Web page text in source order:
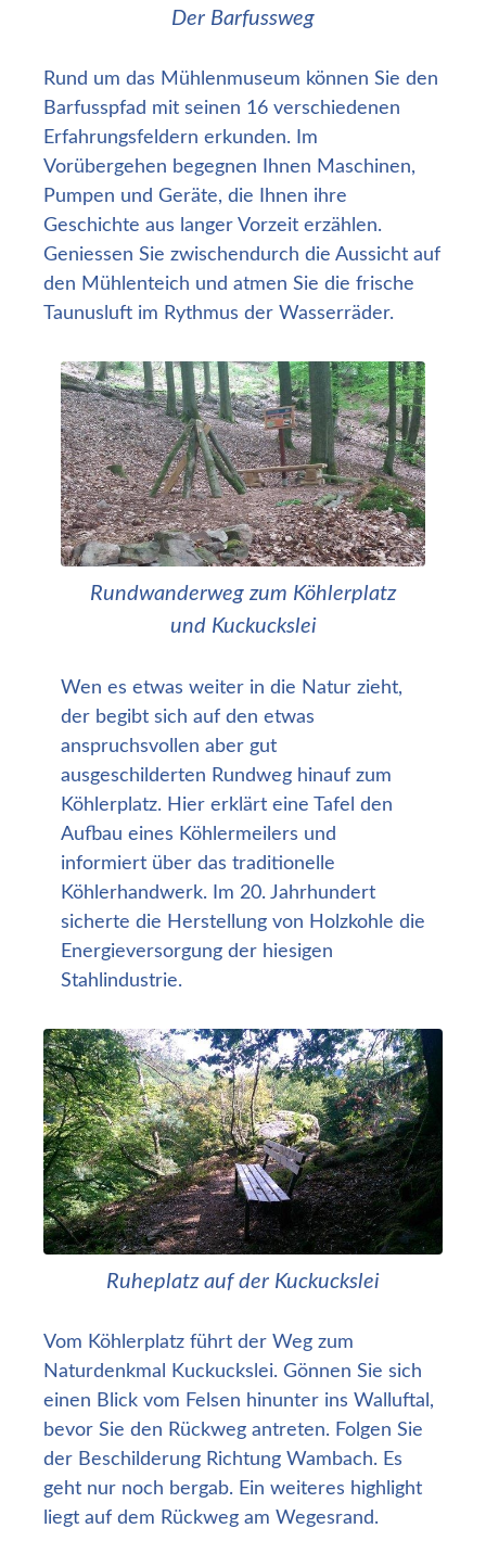
Der Barfussweg
Rund um das Mühlenmuseum können Sie den
Barfusspfad mit seinen 16 verschiedenen
Erfahrungsfeldern erkunden. Im
Vorübergehen begegnen Ihnen Maschinen,
Pumpen und Geräte, die Ihnen ihre
Geschichte aus langer Vorzeit erzählen.
Geniessen Sie zwischendurch die Aussicht auf
den Mühlenteich und atmen Sie die frische
Taunusluft im Rythmus der Wasserräder.
Rundwanderweg zum Köhlerplatz
und Kuckuckslei
Wen es etwas weiter in die Natur zieht,
der begibt sich auf den etwas
anspruchsvollen aber gut
ausgeschilderten Rundweg hinauf zum
Köhlerplatz. Hier erklärt eine Tafel den
Aufbau eines Köhlermeilers und
informiert über das traditionelle
Köhlerhandwerk. Im 20. Jahrhundert
sicherte die Herstellung von Holzkohle die
Energieversorgung der hiesigen
Stahlindustrie.
Ruheplatz auf der Kuckuckslei
Vom Köhlerplatz führt der Weg zum
Naturdenkmal Kuckuckslei. Gönnen Sie sich
einen Blick vom Felsen hinunter ins Walluftal,
bevor Sie den Rückweg antreten. Folgen Sie
der Beschilderung Richtung Wambach. Es
geht nur noch bergab. Ein weiteres highlight
liegt auf dem Rückweg am Wegesrand.